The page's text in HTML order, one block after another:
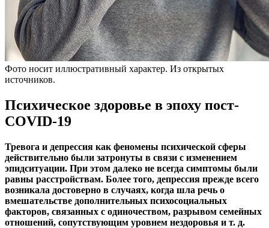
Фото носит иллюстративный характер. Из открытых
источников.
Психическое здоровье в эпоху пост-
COVID-19
Тревога и депрессия как феномены психической сферы
действительно были затронуты в связи с изменением
эпидситуации. При этом далеко не всегда симптомы были
равны расстройствам. Более того, депрессия прежде всего
возникала достоверно в случаях, когда шла речь о
вмешательстве дополнительных психосоциальных
факторов, связанных с одиночеством, разрывом семейных
отношений, сопутствующим уровнем нездоровья и т. д.